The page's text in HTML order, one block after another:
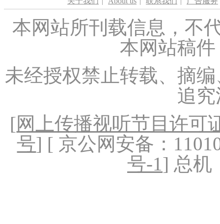
本网站所刊载信息，不
本网站稿
未经授权禁止转载、摘
追
[网上传播视听节目许可
号] [ 京公网安备：
号-1] 总机